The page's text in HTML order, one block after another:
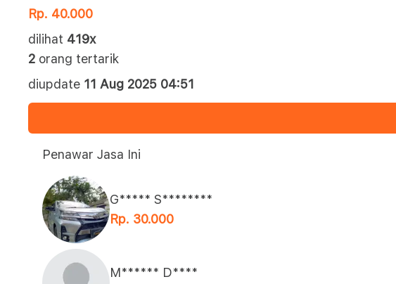
Rp. 40.000
dilihat 419x
2 orang tertarik
diupdate 11 Aug 2025 04:51
Penawar Jasa Ini
G***** S********
Rp. 30.000
M****** D****